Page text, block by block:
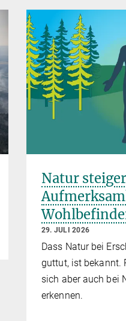
Natur
29. JULI 2026
Dass Natur bei
guttut, ist bekannt.
sich aber auch bei
erkennen.